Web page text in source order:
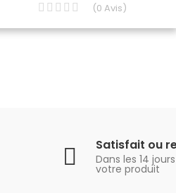
(0 Avis)
Satisfait ou
Dans les 14
votre produit